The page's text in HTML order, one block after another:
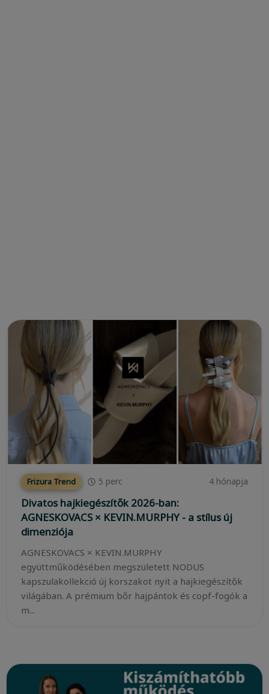
Frizura Trend 5 perc 4 hónapja
Divatos hajkiegészítők 2026-ban:
AGNESKOVACS × KEVIN.MURPHY - a stílus új
dimenziója
AGNESKOVACS × KEVIN.MURPHY
együttműködésében megszületett NODUS
kapszulakollekció új korszakot nyit a hajkiegészítők
világában. A prémium bőr hajpántok és copf-fogók a
m...